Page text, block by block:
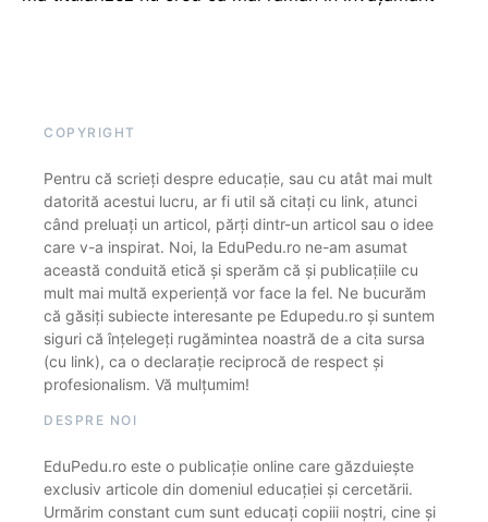
COPYRIGHT
Pentru că scrieți despre educație, sau cu atât mai mult
datorită acestui lucru, ar fi util să citați cu link, atunci
când preluați un articol, părți dintr-un articol sau o idee
care v-a inspirat. Noi, la EduPedu.ro ne-am asumat
această conduită etică și sperăm că și publicațiile cu
mult mai multă experiență vor face la fel. Ne bucurăm
că găsiți subiecte interesante pe Edupedu.ro și suntem
siguri că înțelegeți rugămintea noastră de a cita sursa
(cu link), ca o declarație reciprocă de respect și
profesionalism. Vă mulțumim!
DESPRE NOI
EduPedu.ro este o publicație online care găzduiește
exclusiv articole din domeniul educației și cercetării.
Urmărim constant cum sunt educați copiii noștri, cine și